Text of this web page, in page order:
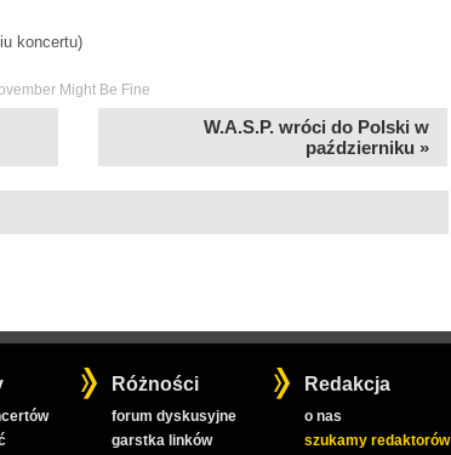
koncertu)
Might Be Fine
W.A.S.P. wróci do Polski w
październiku »
Różności
forum dyskusyjne
garstka linków
Redakcja
o nas
szukamy redaktorów